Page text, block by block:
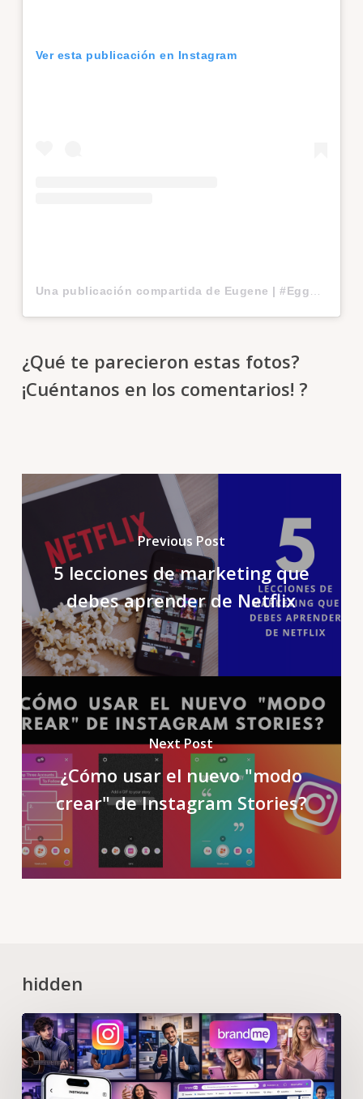
Ver esta publicación en Instagram
Una publicación compartida de Eugene | #EggGang (@world_record_egg)
¿Qué te parecieron estas fotos?
¡Cuéntanos en los comentarios! ?
Previous Post
5 lecciones de marketing que
debes aprender de Netflix
Next Post
¿Cómo usar el nuevo "modo
crear" de Instagram Stories?
hidden